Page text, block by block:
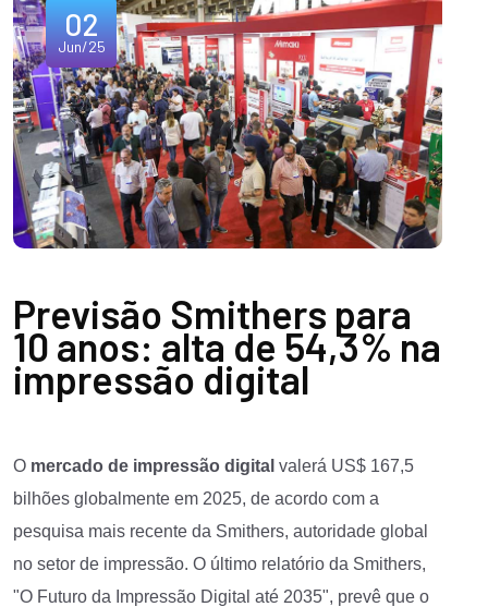
02
Jun/25
Previsão Smithers para
10 anos: alta de 54,3% na
impressão digital
O mercado de impressão digital valerá US$ 167,5
bilhões globalmente em 2025, de acordo com a
pesquisa mais recente da Smithers, autoridade global
no setor de impressão. O último relatório da Smithers,
"O Futuro da Impressão Digital até 2035", prevê que o